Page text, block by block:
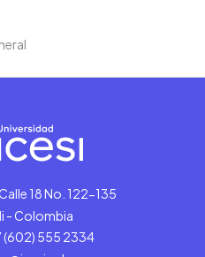
18 No. 122-135
- Colombia
(602) 555 2334